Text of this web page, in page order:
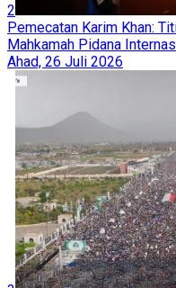
2
Pemecatan Karim Khan:
Mahkamah Pidana
Ahad, 26 Juli 2026